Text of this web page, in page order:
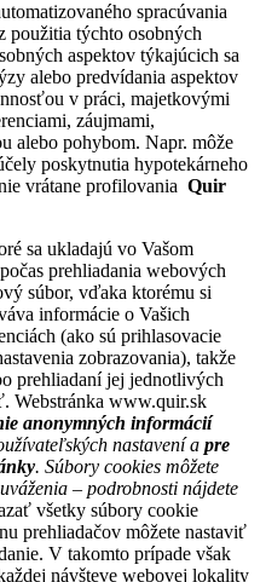
spracúvania
použitia týchto osobných
aspektov týkajúcich sa
alebo predvídania aspektov
v práci, majetkovými
záujmami,
alebo pohybom. Napr. môže
poskytnutia hypotekárneho
vrátane profilovania Quir
sa ukladajú vo Vašom
prehliadania webových
súbor, vďaka ktorému si
informácie o Vašich
(ako sú prihlasovacie
zobrazovania), takže
prehliadaní jej jednotlivých
Webstránka www.quir.sk
anonymných informácií
nastavení a pre
. Súbory cookies môžete
– podrobnosti nájdete
všetky súbory cookie
prehliadačov môžete nastaviť
V takomto prípade však
návšteve webovej lokality